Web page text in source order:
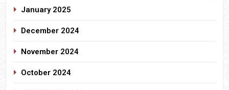
January 2025
December 2024
November 2024
October 2024